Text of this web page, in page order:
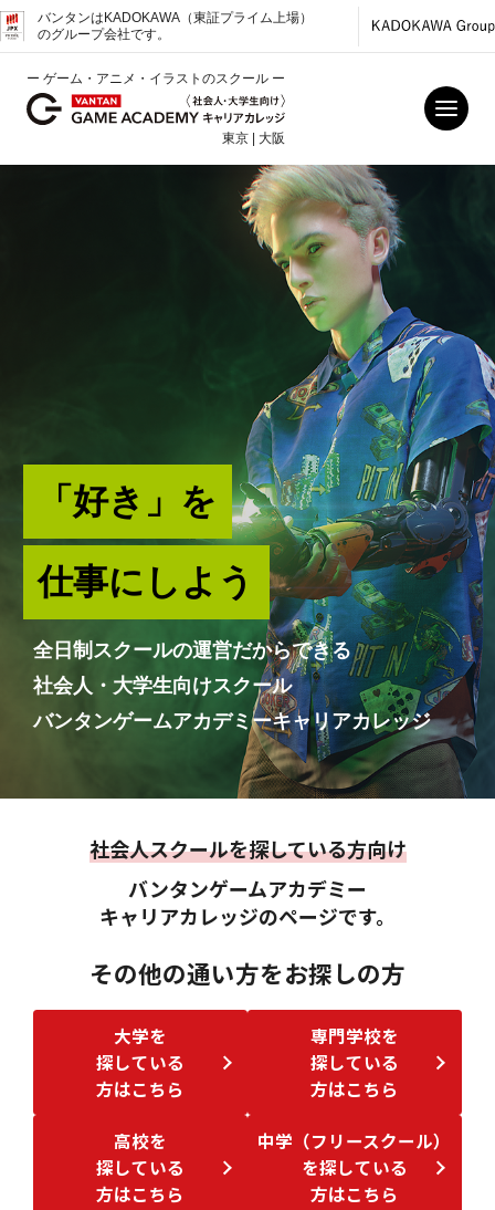
バンタンはKADOKAWA（東証プライム上場）
のグループ会社です。
ー ゲーム・アニメ・イラストのスクール ー
東京 | 大阪
「好き」を
仕事にしよう
全日制スクールの運営だからできる
社会人・大学生向けスクール
バンタンゲームアカデミーキャリアカレッジ
社会人スクールを探している方向け
バンタンゲームアカデミー
キャリアカレッジのページです。
その他の通い方をお探しの方
大学を
探している
方はこちら
専門学校を
探している
方はこちら
高校を
探している
方はこちら
中学（フリースクール）
を探している
方はこちら